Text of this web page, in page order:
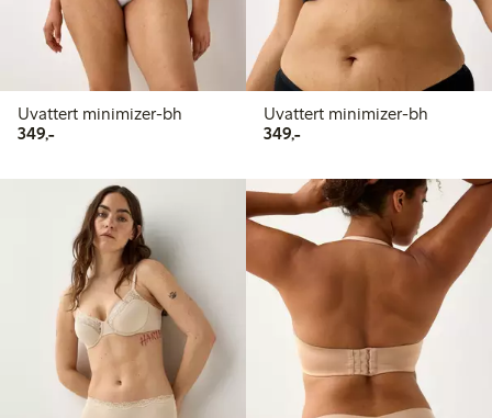
Uvattert minimizer-bh
349,-349,00 kr
Uvattert minimizer-bh
349,-349,00 kr